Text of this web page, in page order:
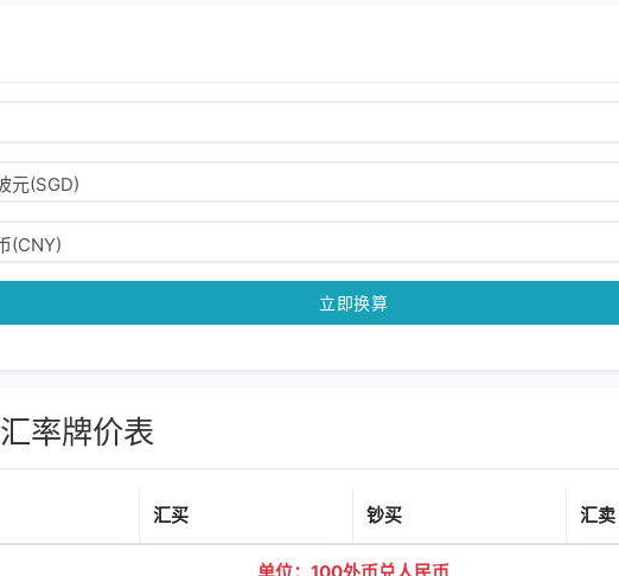
立即换算
汇率牌价表
汇买 钞买 汇卖